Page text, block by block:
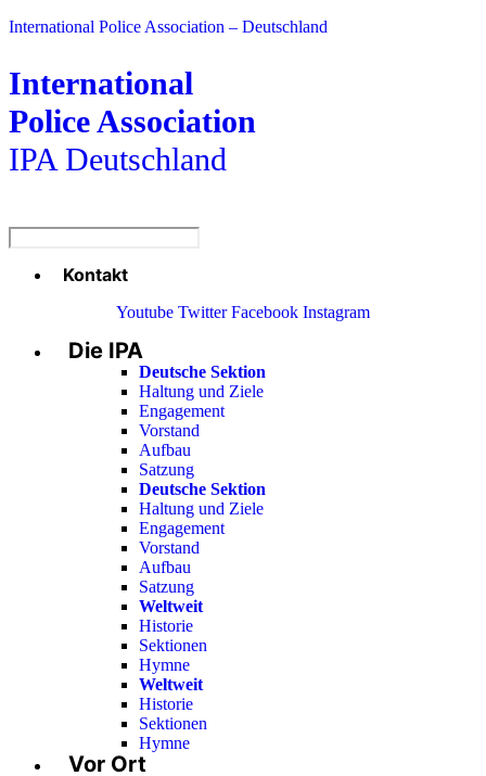
International Police Association – Deutschland
International
Police Association
IPA Deutschland
Menü Kontakt
Youtube Twitter Facebook Instagram
Menu
Die IPA
Deutsche Sektion
Haltung und Ziele
Engagement
Vorstand
Aufbau
Satzung
Deutsche Sektion
Haltung und Ziele
Engagement
Vorstand
Aufbau
Satzung
Weltweit
Historie
Sektionen
Hymne
Weltweit
Historie
Sektionen
Hymne
Vor Ort